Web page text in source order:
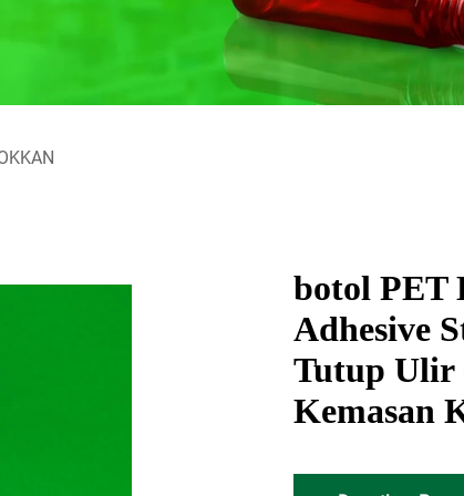
botol PET
Adhesive
Tutup Ulir
Kemasan